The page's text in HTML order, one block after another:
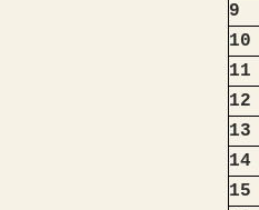
9
10
11
12
13
14
15